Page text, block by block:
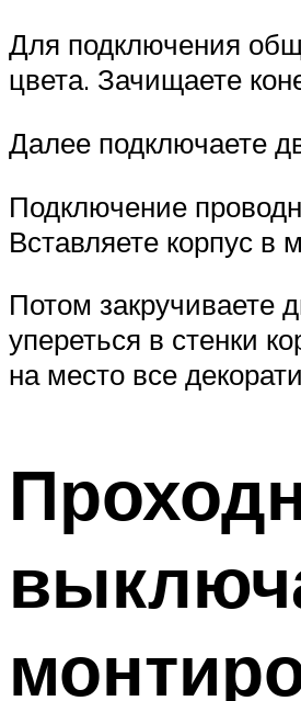
Для подключения
цвета. Зачищаете
Далее подключаете
Подключение
Вставляете корпус в
Потом закручиваете
упереться в стенки
на место все